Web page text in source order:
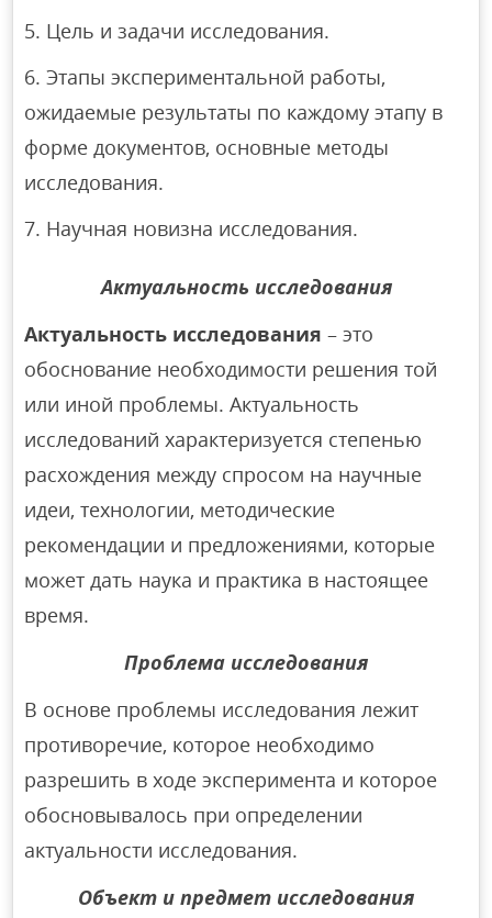
Цель и задачи исследования.
Этапы экспериментальной работы,
ожидаемые результаты по каждому этапу в
форме документов, основные методы
исследования.
Научная новизна исследования.
Актуальность исследования
Актуальность исследования – это
обоснование необходимости решения той
или иной проблемы. Актуальность
исследований характеризуется степенью
расхождения между спросом на научные
идеи, технологии, методические
рекомендации и предложениями, которые
может дать наука и практика в настоящее
время.
Проблема исследования
В основе проблемы исследования лежит
противоречие, которое необходимо
разрешить в ходе эксперимента и которое
обосновывалось при определении
актуальности исследования.
Объект и предмет исследования